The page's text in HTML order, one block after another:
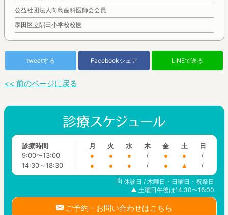
公益社団法人向島歯科医師会会員
墨田区立隅田小学校校医
tweetする Facebookシェア LINEで送る
<< 前のページに戻る
診療時間
9:00〜13:00
14:30～18:30
月
●
●
火
●
●
水
●
●
木
/
/
金
●
●
土
●
▲
日
/
/
休診日 / 木曜日・日曜日・祝祭日
▲ 土曜日午後は14:30〜16:00
ご予約・お問い合わせはこちら